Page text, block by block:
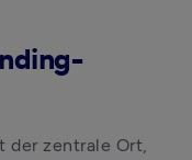
der zentrale Ort,